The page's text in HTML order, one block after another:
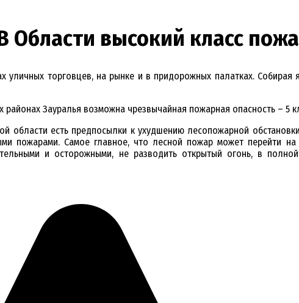
Области высокий класс
уличных торговцев, на рынке и в придорожных палатках.
Зауралья возможна чрезвычайная пожарная опасность – 5
области есть предпосылки к ухудшению лесопожарной
пожарами. Самое главное, что лесной пожар может перейти
и осторожными, не разводить открытый огонь, в